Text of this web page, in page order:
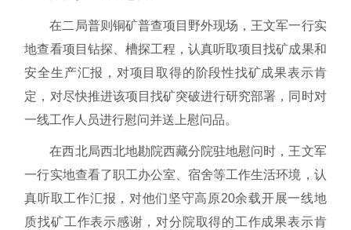
在二局普则铜矿普查项目野外现场，王文军一行实
地查看项目钻探、槽探工程，认真听取项目找矿成果和
安全生产汇报，对项目取得的阶段性找矿成果表示肯
定，对尽快推进该项目找矿突破进行研究部署，同时对
一线工作人员进行慰问并送上慰问品。
在西北局西北地勘院西藏分院驻地慰问时，王文军
一行实地查看了职工办公室、宿舍等工作生活环境，认
真听取工作汇报，对他们坚守高原20余载开展一线地
质找矿工作表示感谢，对分院取得的工作成果表示肯